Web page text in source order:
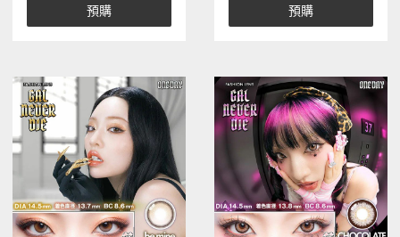
預購 預購